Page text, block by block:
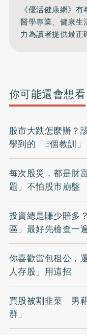
《優活健康網》
醫學專業、健康生
力為讀者提供最正
你可能還會想看
股市大跌怎麼辦？
學到的「3個教訓」
每次股災，都是財
題」不怕股市崩盤
投資總是賺少賠多
區」最好先檢查一
你喜歡當包租公，
人存股」用這招
買股被割韭菜 男
群」